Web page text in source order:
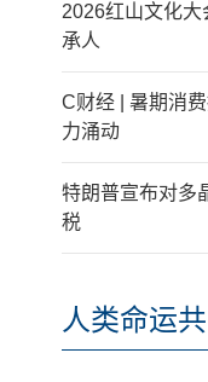
2026红山文化
承人
C财经 | 暑期消
力涌动
特朗普宣布对多
税
人类命运